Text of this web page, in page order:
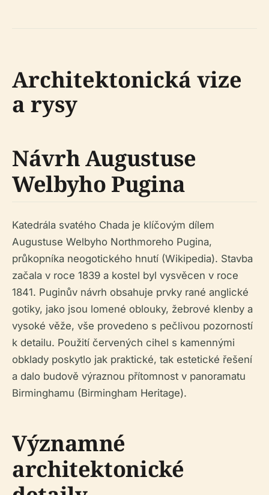
Architektonická vize
a rysy
Návrh Augustuse
Welbyho Pugina
Katedrála svatého Chada je klíčovým dílem
Augustuse Welbyho Northmoreho Pugina,
průkopníka neogotického hnutí (Wikipedia). Stavba
začala v roce 1839 a kostel byl vysvěcen v roce
1841. Puginův návrh obsahuje prvky rané anglické
gotiky, jako jsou lomené oblouky, žebrové klenby a
vysoké věže, vše provedeno s pečlivou pozorností
k detailu. Použití červených cihel s kamennými
obklady poskytlo jak praktické, tak estetické řešení
a dalo budově výraznou přítomnost v panoramatu
Birminghamu (Birmingham Heritage).
Významné
architektonické